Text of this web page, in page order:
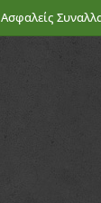
Ασφαλείς